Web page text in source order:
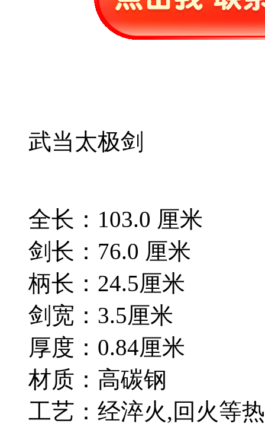
武当太极剑
全长：103.0 厘米
剑长：76.0 厘米
柄长：24.5厘米
剑宽：3.5厘米
厚度：0.84厘米
材质：高碳钢
工艺：经淬火,回火等